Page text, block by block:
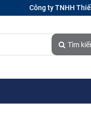
Công ty TNHH
Tìm